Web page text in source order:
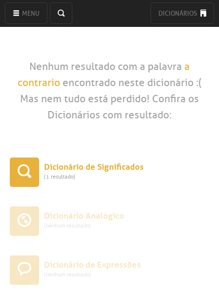
MENU DICIONÁRIOS
Nenhum resultado com a palavra a
contrario encontrado neste dicionário :(
Mas nem tudo está perdido! Confira os
Dicionários com resultado:
Dicionário de Significados
(1 resultado)
Dicionário Analógico
(nenhum resultado)
Dicionário de Expressões
(nenhum resultado)